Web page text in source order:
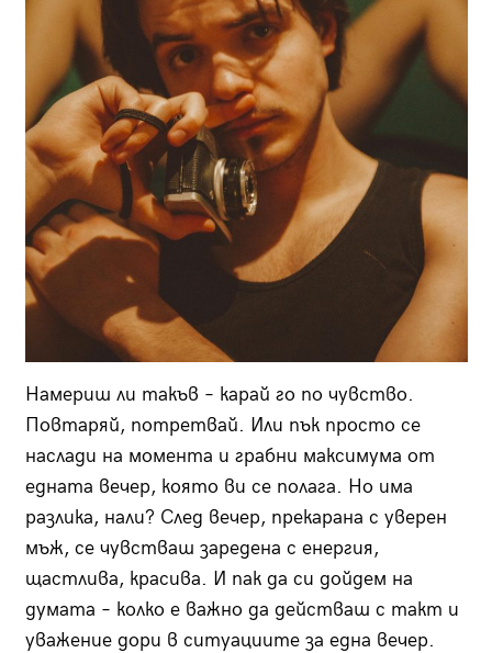
Намериш ли такъв – карай го по чувство.
Повтаряй, потретвай. Или пък просто се
наслади на момента и грабни максимума от
едната вечер, която ви се полага. Но има
разлика, нали? След вечер, прекарана с уверен
мъж, се чувстваш заредена с енергия,
щастлива, красива. И пак да си дойдем на
думата – колко е важно да действаш с такт и
уважение дори в ситуациите за една вечер.